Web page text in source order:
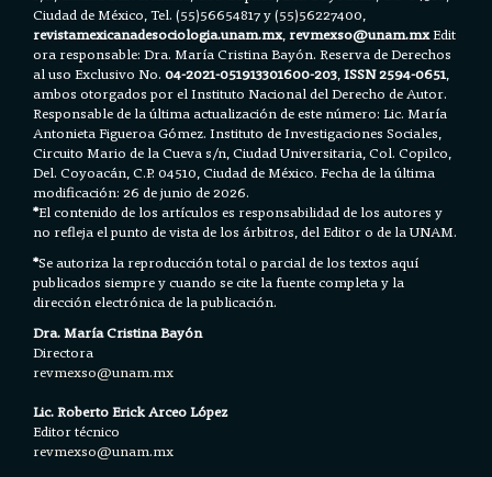
Ciudad de México, Tel. (55)56654817 y (55)56227400,
revistamexicanadesociologia.unam.mx,revmexso@unam.mxEdit
ora responsable: Dra. María Cristina Bayón. Reserva de Derechos
al uso Exclusivo No.04-2021-051913301600-203,ISSN 2594-0651,
ambos otorgados por el Instituto Nacional del Derecho de Autor.
Responsable de la última actualización de este número: Lic. María
Antonieta Figueroa Gómez. Instituto de Investigaciones Sociales,
Circuito Mario de la Cueva s/n, Ciudad Universitaria, Col. Copilco,
Del. Coyoacán, C.P. 04510, Ciudad de México. Fecha de la última
modificación: 26 de junio de 2026.
*El contenido de los artículos es responsabilidad de los autores y
no refleja el punto de vista de los árbitros, del Editor o de la UNAM.
*Se autoriza la reproducción total o parcial de los textos aquí
publicados siempre y cuando se cite la fuente completa y la
dirección electrónica de la publicación.
Dra. María Cristina Bayón
Directora
revmexso@unam.mx
Lic. Roberto Erick Arceo López
Editor técnico
revmexso@unam.mx